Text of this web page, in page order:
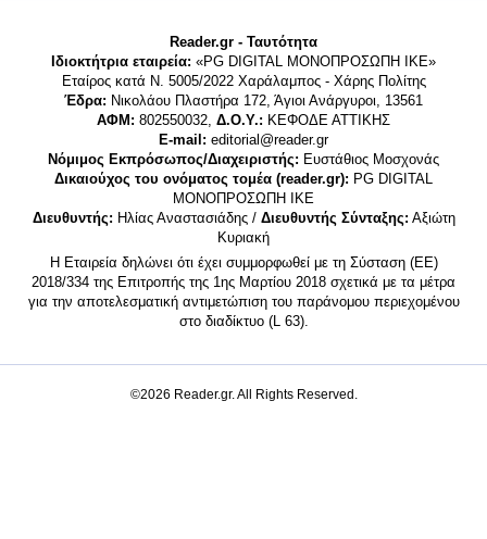
Reader.gr - Ταυτότητα
Ιδιοκτήτρια εταιρεία: «PG DIGITAL MONΟΠΡΟΣΩΠΗ ΙΚΕ»
Εταίρος κατά Ν. 5005/2022 Χαράλαμπος - Χάρης Πολίτης
Έδρα: Νικολάου Πλαστήρα 172, Άγιοι Ανάργυροι, 13561
ΑΦΜ: 802550032, Δ.Ο.Υ.: ΚΕΦΟΔΕ ΑΤΤΙΚΗΣ
E-mail: editorial@reader.gr
Νόμιμος Εκπρόσωπος/Διαχειριστής: Ευστάθιος Μοσχονάς
Δικαιούχος του ονόματος τομέα (reader.gr): PG DIGITAL
MONΟΠΡΟΣΩΠΗ ΙΚΕ
Διευθυντής: Ηλίας Αναστασιάδης / Διευθυντής Σύνταξης: Αξιώτη
Κυριακή
Η Εταιρεία δηλώνει ότι έχει συμμορφωθεί με τη Σύσταση (ΕΕ)
2018/334 της Επιτροπής της 1ης Μαρτίου 2018 σχετικά με τα μέτρα
για την αποτελεσματική αντιμετώπιση του παράνομου περιεχομένου
στο διαδίκτυο (L 63).
©2026 Reader.gr. All Rights Reserved.